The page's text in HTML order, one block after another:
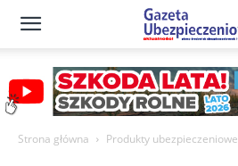
Gazeta
Ubezpieczeniowa
Strona główna Produkty ubezpieczeniowe